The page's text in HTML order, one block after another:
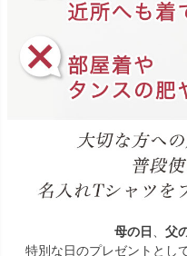
母の日 、 父
特別な日のプレゼントとし